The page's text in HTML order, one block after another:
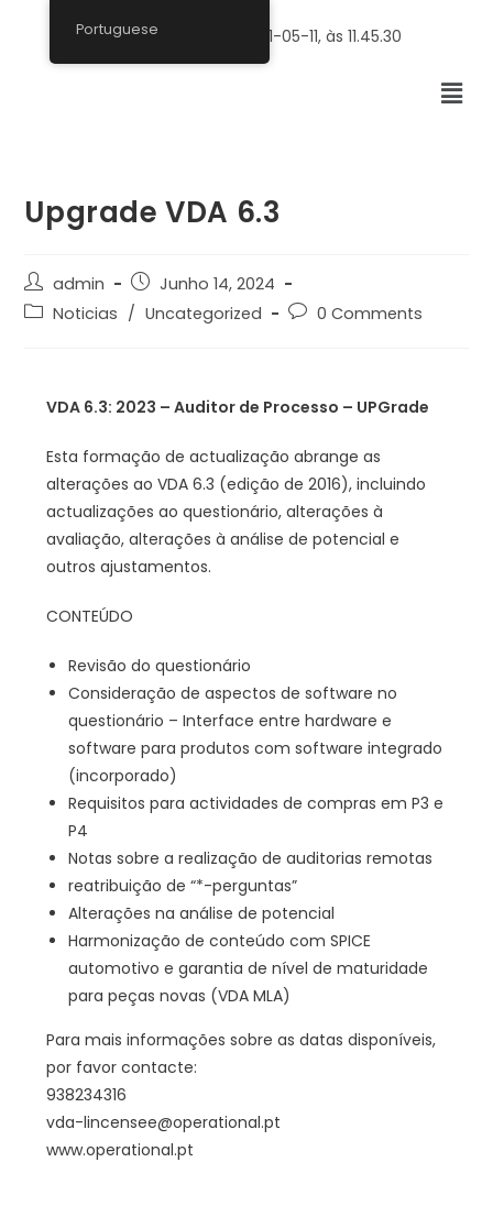
Upgrade VDA 6.3
admin
Junho 14, 2024
Noticias / Uncategorized 0 Comments
VDA 6.3: 2023 – Auditor de Processo – UPGrade
Esta formação de actualização abrange as
alterações ao VDA 6.3 (edição de 2016), incluindo
actualizações ao questionário, alterações à
avaliação, alterações à análise de potencial e
outros ajustamentos.
CONTEÚDO
Revisão do questionário
Consideração de aspectos de software no
questionário – Interface entre hardware e
software para produtos com software integrado
(incorporado)
Requisitos para actividades de compras em P3 e
P4
Notas sobre a realização de auditorias remotas
reatribuição de “*-perguntas”
Alterações na análise de potencial
Harmonização de conteúdo com SPICE
automotivo e garantia de nível de maturidade
para peças novas (VDA MLA)
Para mais informações sobre as datas disponíveis,
por favor contacte:
938234316
vda-lincensee@operational.pt
www.operational.pt
Portuguese